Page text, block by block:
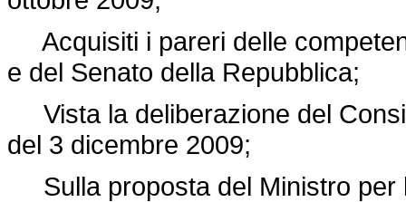
Acquisiti i pareri delle
e del Senato della Repubblica;
Vista la deliberazione del
del 3 dicembre 2009;
Sulla proposta del Ministro per